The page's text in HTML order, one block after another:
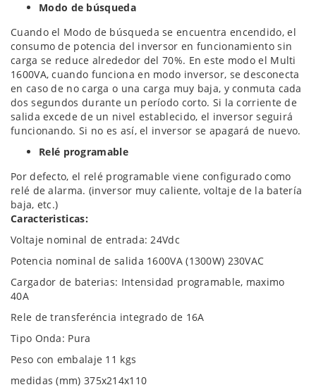
Modo de búsqueda
Cuando el Modo de búsqueda se encuentra encendido, el
consumo de potencia del inversor en funcionamiento sin
carga se reduce alrededor del 70%. En este modo el Multi
1600VA, cuando funciona en modo inversor, se desconecta
en caso de no carga o una carga muy baja, y conmuta cada
dos segundos durante un período corto. Si la corriente de
salida excede de un nivel establecido, el inversor seguirá
funcionando. Si no es así, el inversor se apagará de nuevo.
Relé programable
Por defecto, el relé programable viene configurado como
relé de alarma. (inversor muy caliente, voltaje de la batería
baja, etc.)
Caracteristicas:
Voltaje nominal de entrada: 24Vdc
Potencia nominal de salida 1600VA (1300W) 230VAC
Cargador de baterias: Intensidad programable, maximo
40A
Rele de transferéncia integrado de 16A
Tipo Onda: Pura
Peso con embalaje 11 kgs
medidas (mm) 375x214x110